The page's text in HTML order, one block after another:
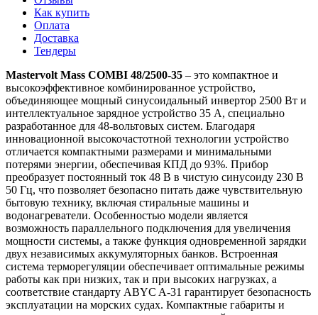
Как купить
Оплата
Доставка
Тендеры
Mastervolt Mass COMBI 48/2500-35 – это компактное и
высокоэффективное комбинированное устройство,
объединяющее мощный синусоидальный инвертор 2500 Вт и
интеллектуальное зарядное устройство 35 А, специально
разработанное для 48-вольтовых систем. Благодаря
инновационной высокочастотной технологии устройство
отличается компактными размерами и минимальными
потерями энергии, обеспечивая КПД до 93%. Прибор
преобразует постоянный ток 48 В в чистую синусоиду 230 В
50 Гц, что позволяет безопасно питать даже чувствительную
бытовую технику, включая стиральные машины и
водонагреватели. Особенностью модели является
возможность параллельного подключения для увеличения
мощности системы, а также функция одновременной зарядки
двух независимых аккумуляторных банков. Встроенная
система терморегуляции обеспечивает оптимальные режимы
работы как при низких, так и при высоких нагрузках, а
соответствие стандарту ABYC A-31 гарантирует безопасность
эксплуатации на морских судах. Компактные габариты и